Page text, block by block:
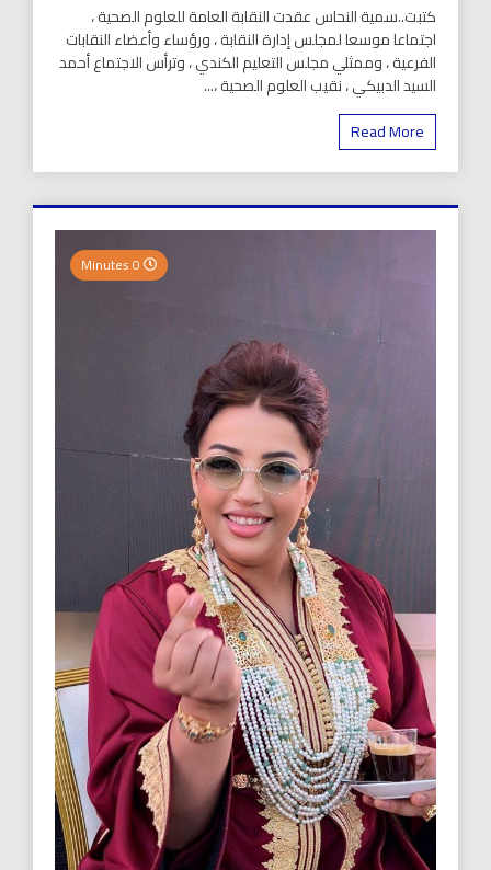
كتبت..سمية النحاس عقدت النقابة العامة للعلوم الصحية ،
اجتماعا موسعا لمجلس إدارة النقابة ، ورؤساء وأعضاء النقابات
الفرعية ، وممثلي مجلس التعليم الكندي ، وترأس الاجتماع أحمد
السيد الدبيكي ، نقيب العلوم الصحية ،...
Read More